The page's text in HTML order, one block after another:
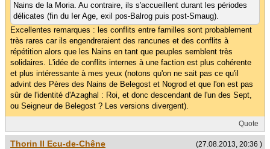
Nains de la Moria. Au contraire, ils s'accueillent durant les périodes
délicates (fin du Ier Age, exil pos-Balrog puis post-Smaug).
Excellentes remarques : les conflits entre familles sont probablement
très rares car ils engendreraient des rancunes et des conflits à
répétition alors que les Nains en tant que peuples semblent très
solidaires. L'idée de conflits internes à une faction est plus cohérente
et plus intéressante à mes yeux (notons qu'on ne sait pas ce qu'il
advint des Pères des Nains de Belegost et Nogrod et que l'on est pas
sûr de l'identité d'Azaghal : Roi, et donc descendant de l'un des Sept,
ou Seigneur de Belegost ? Les versions divergent).
Quote
(27.08.2013, 20:36 )
Thorin II Ecu-de-Chêne